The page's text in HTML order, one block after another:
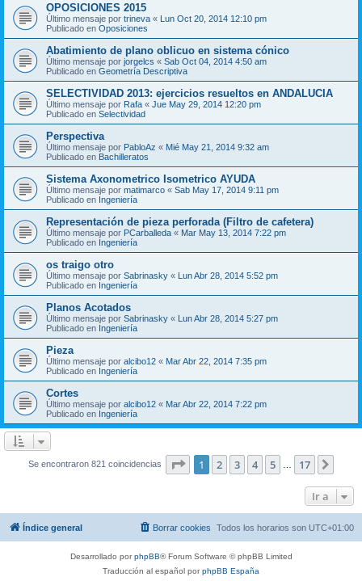
OPOSICIONES 2015
Último mensaje por trineva « Lun Oct 20, 2014 12:10 pm
Publicado en Oposiciones
Abatimiento de plano oblicuo en sistema cónico
Último mensaje por jorgelcs « Sab Oct 04, 2014 4:50 am
Publicado en Geometría Descriptiva
SELECTIVIDAD 2013: ejercicios resueltos en ANDALUCIA
Último mensaje por Rafa « Jue May 29, 2014 12:20 pm
Publicado en Selectividad
Perspectiva
Último mensaje por PabloAz « Mié May 21, 2014 9:32 am
Publicado en Bachilleratos
Sistema Axonometrico Isometrico AYUDA
Último mensaje por matimarco « Sab May 17, 2014 9:11 pm
Publicado en Ingeniería
Representación de pieza perforada (Filtro de cafetera)
Último mensaje por PCarballeda « Mar May 13, 2014 7:22 pm
Publicado en Ingeniería
os traigo otro
Último mensaje por Sabrinasky « Lun Abr 28, 2014 5:52 pm
Publicado en Ingeniería
Planos Acotados
Último mensaje por Sabrinasky « Lun Abr 28, 2014 5:27 pm
Publicado en Ingeniería
Pieza
Último mensaje por alcibo12 « Mar Abr 22, 2014 7:35 pm
Publicado en Ingeniería
Cortes
Último mensaje por alcibo12 « Mar Abr 22, 2014 7:22 pm
Publicado en Ingeniería
Se encontraron 821 coincidencias Página de 17
1 2 3 4 5 17
Ir a
Índice general Todos los horarios son UTC+01:00
Borrar cookies
Desarrollado porphpBB® Forum Software © phpBB Limited
Traducción al español porphpBB España